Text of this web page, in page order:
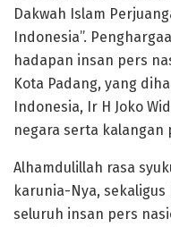
Dakwah Islam
Indonesia”.
hadapan insan pers
Kota Padang, yang
Indonesia, Ir H Joko
negara serta
Alhamdulillah rasa
karunia-Nya,
seluruh insan pers